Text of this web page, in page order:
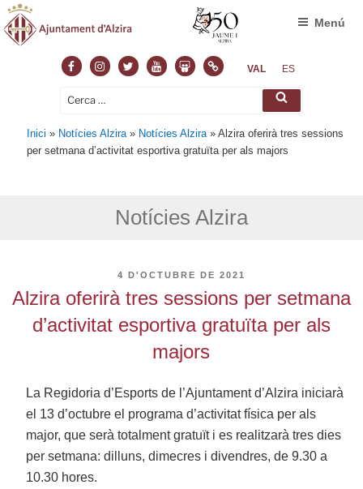
FacebookInstagram
TwitterYoutubeSlideshare
NormasVAL ES
Cerca: Cerca
Menú
Inici » Notícies Alzira » Notícies Alzira »Alzira oferirà tres sessions
per setmana d’activitat esportiva gratuïta per als majors
Notícies Alzira
PUBLICAT
4 D'OCTUBRE DE 2021
Alzira oferirà tres sessions per setmana
d’activitat esportiva gratuïta per als
majors
La Regidoria d’Esports de l’Ajuntament d’Alzira iniciarà
el 13 d’octubre el programa d’activitat física per als
major, que serà totalment gratuït i es realitzarà tres dies
per setmana: dilluns, dimecres i divendres, de 9.30 a
10.30 hores.